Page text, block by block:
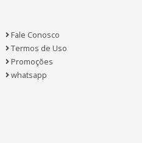
Fale Conosco
Termos de Uso
Promoções
whatsapp